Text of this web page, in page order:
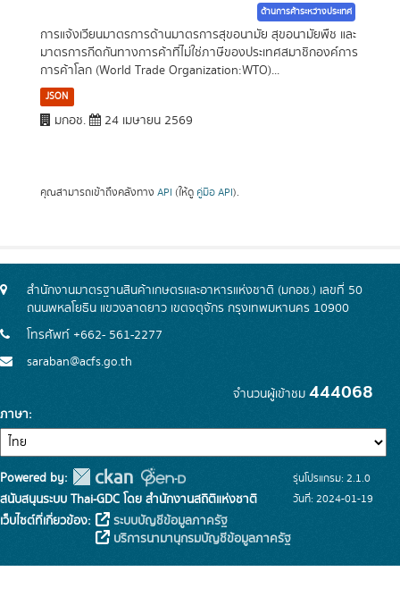
ด้านการค้าระหว่างประเทศ
การแจ้งเวียนมาตรการด้านมาตรการสุขอนามัย สุขอนามัยพืช และ
มาตรการกีดกันทางการค้าที่ไม่ใช่ภาษีของประเทศสมาชิกองค์การ
การค้าโลก (World Trade Organization:WTO)...
JSON
มกอช. 24 เมษายน 2569
คุณสามารถเข้าถึงคลังทาง API (ให้ดู คู่มือ API).
สำนักงานมาตรฐานสินค้าเกษตรและอาหารแห่งชาติ (มกอช.) เลขที่ 50
ถนนพหลโยธิน แขวงลาดยาว เขตจตุจักร กรุงเทพมหานคร 10900
โทรศัพท์ +662- 561-2277
saraban@acfs.go.th
จำนวนผู้เข้าชม 444068
ภาษา
Powered by:
สนับสนุนระบบ Thai-GDC โดย สำนักงานสถิติแห่งชาติ
เว็บไซต์ที่เกี่ยวข้อง:
ระบบบัญชีข้อมูลภาครัฐ
บริการนามานุกรมบัญชีข้อมูลภาครัฐ
รุ่นโปรแกรม: 2.1.0
วันที่: 2024-01-19